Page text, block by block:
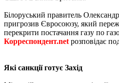
Білоруський правитель
пригрозив Євросоюзу, який
перекрити постачання газу по
Корреспондент.net розповідає
Які санкції готує Захід